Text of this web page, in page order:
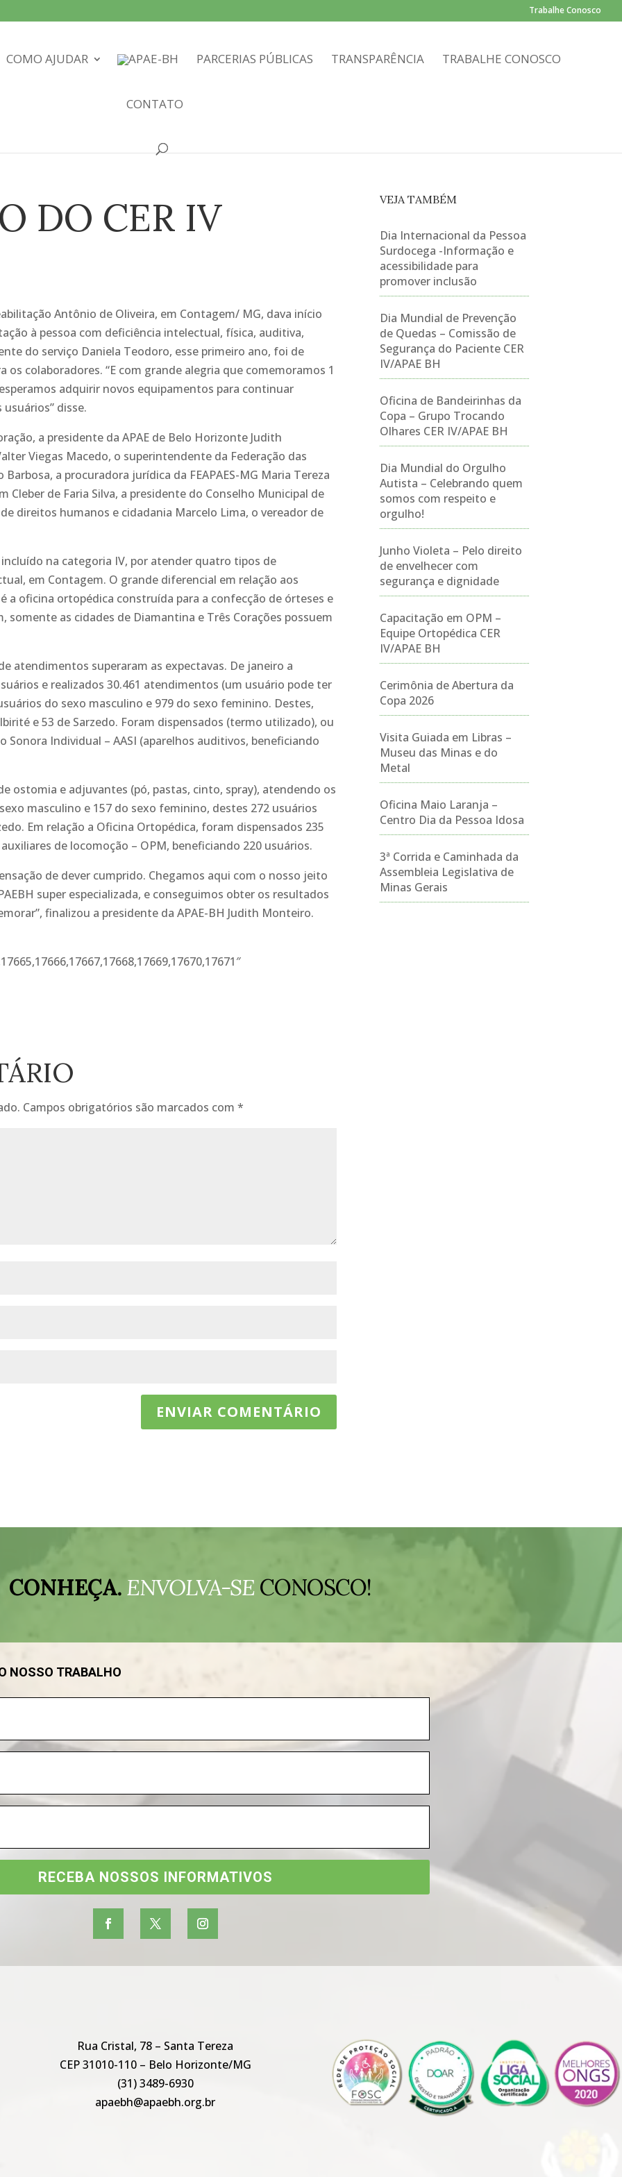
Trabalhe Conosco
COMO AJUDAR PARCERIAS PÚBLICAS TRANSPARÊNCIA TRABALHE CONOSCO
CONTATO
DO CER IV
Antônio de Oliveira, em Contagem/ MG, dava início
à pessoa com deficiência intelectual, física, auditiva,
do serviço Daniela Teodoro, esse primeiro ano, foi de
colaboradores. “E com grande alegria que comemoramos 1
adquirir novos equipamentos para continuar
disse.
a presidente da APAE de Belo Horizonte Judith
Viegas Macedo, o superintendente da Federação das
Barbosa, a procuradora jurídica da FEAPAES-MG Maria Tereza
Cleber de Faria Silva, a presidente do Conselho Municipal de
direitos humanos e cidadania Marcelo Lima, o vereador de
na categoria IV, por atender quatro tipos de
em Contagem. O grande diferencial em relação aos
a oficina ortopédica construída para a confecção de órteses e
somente as cidades de Diamantina e Três Corações possuem
atendimentos superaram as expectavas. De janeiro a
e realizados 30.461 atendimentos (um usuário pode ter
do sexo masculino e 979 do sexo feminino. Destes,
e 53 de Sarzedo. Foram dispensados (termo utilizado), ou
Sonora Individual – AASI (aparelhos auditivos, beneficiando
ostomia e adjuvantes (pó, pastas, cinto, spray), atendendo os
masculino e 157 do sexo feminino, destes 272 usuários
Em relação a Oficina Ortopédica, foram dispensados 235
de locomoção – OPM, beneficiando 220 usuários.
de dever cumprido. Chegamos aqui com o nosso jeito
super especializada, e conseguimos obter os resultados
finalizou a presidente da APAE-BH Judith Monteiro.
Campos obrigatórios são marcados com*
VEJA TAMBÉM
Dia Internacional da Pessoa
Surdocega -Informação e
acessibilidade para
promover inclusão
Dia Mundial de Prevenção
de Quedas – Comissão de
Segurança do Paciente CER
IV/APAE BH
Oficina de Bandeirinhas da
Copa – Grupo Trocando
Olhares CER IV/APAE BH
Dia Mundial do Orgulho
Autista – Celebrando quem
somos com respeito e
orgulho!
Junho Violeta – Pelo direito
de envelhecer com
segurança e dignidade
Capacitação em OPM –
Equipe Ortopédica CER
IV/APAE BH
Cerimônia de Abertura da
Copa 2026
Visita Guiada em Libras –
Museu das Minas e do
Metal
Oficina Maio Laranja –
Centro Dia da Pessoa Idosa
3ª Corrida e Caminhada da
Assembleia Legislativa de
Minas Gerais
CONHEÇA.ENVOLVA-SE CONOSCO!
NOSSO TRABALHO
RECEBA NOSSOS INFORMATIVOS
Rua Cristal, 78 – Santa Tereza
CEP 31010-110 – Belo Horizonte/MG
(31) 3489-6930
apaebh@apaebh.org.br